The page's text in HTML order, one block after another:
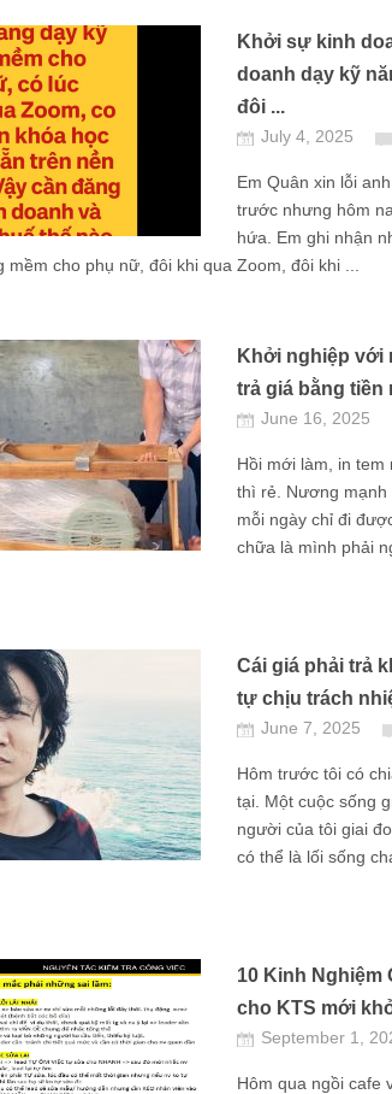
Khởi sự kinh
doanh dạy kỹ
đôi ...
July 4, 2025
Em Quân xin lỗi
trước nhưng hôm
hứa. Em ghi nhận
mềm cho phụ nữ, đôi khi qua Zoom, đôi khi ...
Khởi nghiệp với
trả giá bằng tiền
June 16, 2025
Hồi mới làm, in tem
thì rẻ. Nương mạnh
mỗi ngày chỉ đi
chữa là mình phải
Cái giá phải trả
tự chịu trách
June 7, 2025
Hôm trước tôi có
tại. Một cuộc sống
người của tôi giai
có thể là lối sống
10 Kinh Nghiệm
cho KTS mới
September 1,
Hôm qua ngồi cafe